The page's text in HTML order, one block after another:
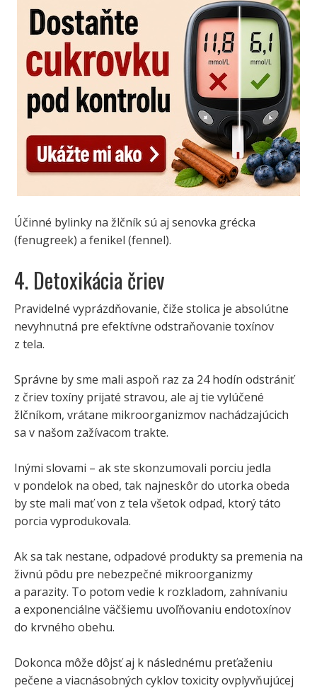
Účinné bylinky na žlčník sú aj senovka grécka
(fenugreek) a fenikel (fennel).
4. Detoxikácia čriev
Pravidelné vyprázdňovanie, čiže stolica je absolútne
nevyhnutná pre efektívne odstraňovanie toxínov
z tela.
Správne by sme mali aspoň raz za 24 hodín odstrániť
z čriev toxíny prijaté stravou, ale aj tie vylúčené
žlčníkom, vrátane mikroorganizmov nachádzajúcich
sa v našom zažívacom trakte.
Inými slovami – ak ste skonzumovali porciu jedla
v pondelok na obed, tak najneskôr do utorka obeda
by ste mali mať von z tela všetok odpad, ktorý táto
porcia vyprodukovala.
Ak sa tak nestane, odpadové produkty sa premenia na
živnú pôdu pre nebezpečné mikroorganizmy
a parazity. To potom vedie k rozkladom, zahnívaniu
a exponenciálne väčšiemu uvoľňovaniu endotoxínov
do krvného obehu.
Dokonca môže dôjsť aj k následnému preťaženiu
pečene a viacnásobných cyklov toxicity ovplyvňujúcej